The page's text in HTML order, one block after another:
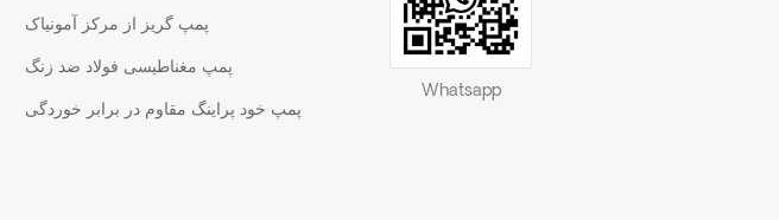
پمپ گریز از مرکز آمونیاک
پمپ مغناطیسی فولاد ضد زنگ
پمپ خود پراینگ مقاوم در برابر خوردگی
Whatsapp